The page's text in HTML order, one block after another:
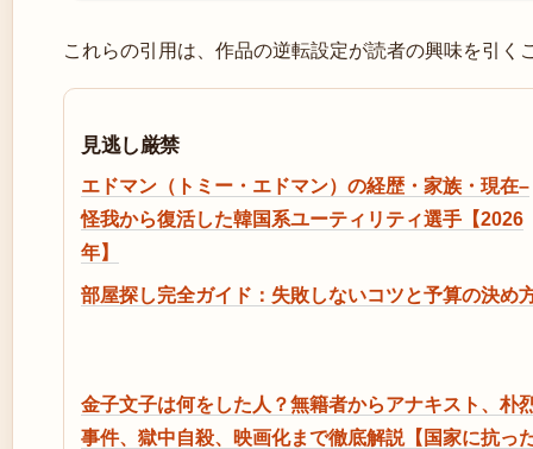
これらの引用は、作品の逆転設定が読者の興味を引く
見逃し厳禁
エドマン（トミー・エドマン）の経歴・家族・現在–
怪我から復活した韓国系ユーティリティ選手【2026
年】
部屋探し完全ガイド：失敗しないコツと予算の決め
金子文子は何をした人？無籍者からアナキスト、朴
事件、獄中自殺、映画化まで徹底解説【国家に抗っ